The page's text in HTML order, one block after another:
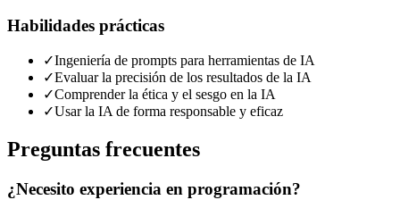
Habilidades prácticas
✓Ingeniería de prompts para herramientas de IA
✓Evaluar la precisión de los resultados de la IA
✓Comprender la ética y el sesgo en la IA
✓Usar la IA de forma responsable y eficaz
Preguntas frecuentes
¿Necesito experiencia en programación?